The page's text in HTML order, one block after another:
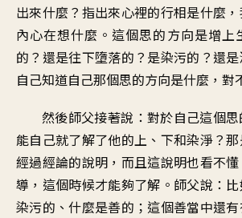
出來什麼 ？ 指出來心裡的行相是什麼 ，
內心在想什麼 。 這個思的方向是增上
的 ？ 還是往下墮落的 ？ 是染污的 ？還
自己知道自己那個思的方向是什麼 ， 對
然後師父接著說 ： 對於自己這個
能自己就了解了他的上、下和染淨？
經過經論的說明 ， 而且這說明也看不懂
導 ， 這個時候才能夠了解 。 師父說 ：
染污的 、什麼是善的 ； 這個善當中還